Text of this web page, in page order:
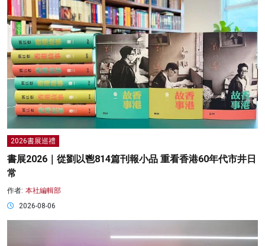
2026書展巡禮
書展2026｜從劉以鬯814篇刊報小品 重看香港60年代市井日
常
作者: 本社編輯部
2026-08-06